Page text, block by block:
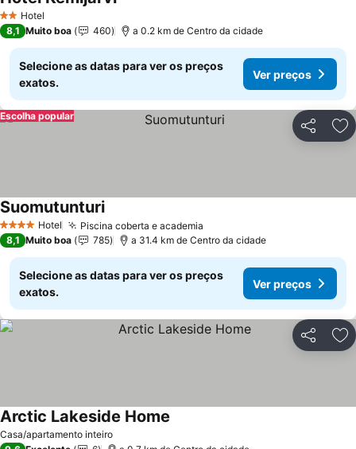
2 Estrelas
Hotel
Ver preços
8,1 Muito boa 460 a 0.2 km de Centro da cidade
Selecione as datas para ver os preços
exatos.
Ver preços
Partilhar
Escolha popular
4 EstrelasHotel Piscina coberta e academia
SuomutunturiVer preços
8,1 Muito boa 785 a 31.4 km de Centro da cidade
Selecione as datas para ver os preços
exatos.
Ver preços
Partilhar
Casa/apartamento inteiro
Arctic Lakeside Home